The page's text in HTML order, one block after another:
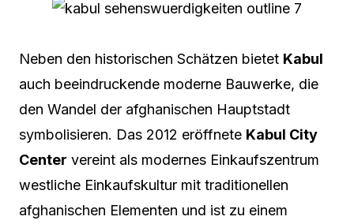
Neben den historischen Schätzen bietet Kabul
auch beeindruckende moderne Bauwerke, die
den Wandel der afghanischen Hauptstadt
symbolisieren. Das 2012 eröffnete Kabul City
Center vereint als modernes Einkaufszentrum
westliche Einkaufskultur mit traditionellen
afghanischen Elementen und ist zu einem